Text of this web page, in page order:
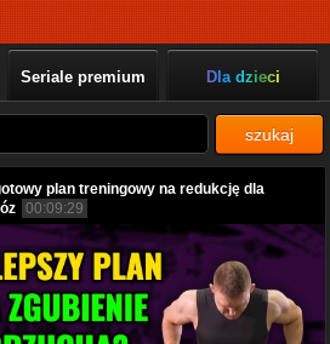
Seriale premium Dla dzieci
szukaj
plan treningowy na redukcję dla
00:09:29